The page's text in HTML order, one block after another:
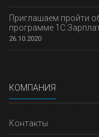
Приглашаем пройти
программе
26.10.2020
КОМПАНИЯ
Контакты